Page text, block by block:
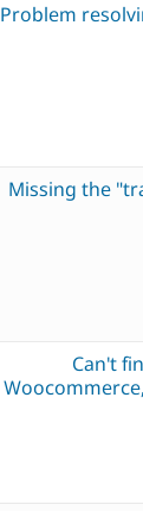
Problem
Missing the
Can't